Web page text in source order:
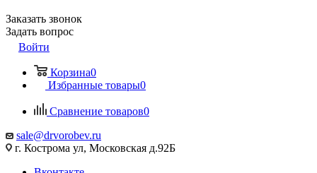
Заказать звонок
Задать вопрос
Войти
Корзина0
Избранные товары0
Сравнение товаров0
sale@drvorobev.ru
г. Кострома ул, Московская д.92Б